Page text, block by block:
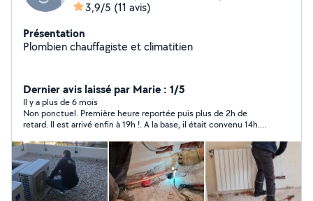
3,9/5 (11 avis)
Présentation
Plombien chauffagiste et climatitien
Dernier avis laissé par Marie : 1/5
Il y a plus de 6 mois
Non ponctuel. Première heure reportée puis plus de 2h de
retard. Il est arrivé enfin à 19h !. A la base, il était convenu 14h.
remplacement de chauffe eau par un neuf. Ce dernier fuit mais
ce "professionnel" fait le mort malgré mes rappels avec photos
à l'appui. Fait passer l'autre pour mauvaise foi. LOL ! Je ne
connais pas le montant de la prestation. C'est mon propriétaire
qui a réglé la facture.